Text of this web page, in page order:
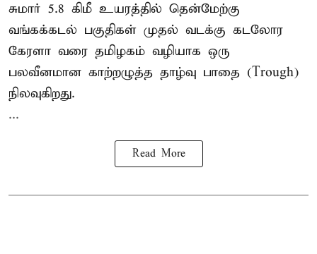
சுமார் 5.8 கிமீ உயரத்தில் தென்மேற்கு
வங்கக்கடல் பகுதிகள் முதல் வடக்கு கடலோர
கேரளா வரை தமிழகம் வழியாக ஒரு
பலவீனமான காற்றழுத்த தாழ்வு பாதை (Trough)
நிலவுகிறது.
...
Read More